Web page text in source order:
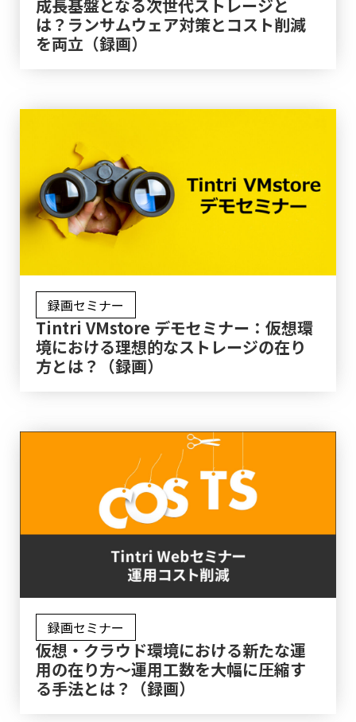
成長基盤となる次世代ストレージと
は？ランサムウェア対策とコスト削減
を両立（録画）
録画セミナー
Tintri VMstore デモセミナー：仮想環
境における理想的なストレージの在り
方とは？（録画）
録画セミナー
仮想・クラウド環境における新たな運
用の在り方～運用工数を大幅に圧縮す
る手法とは？（録画）